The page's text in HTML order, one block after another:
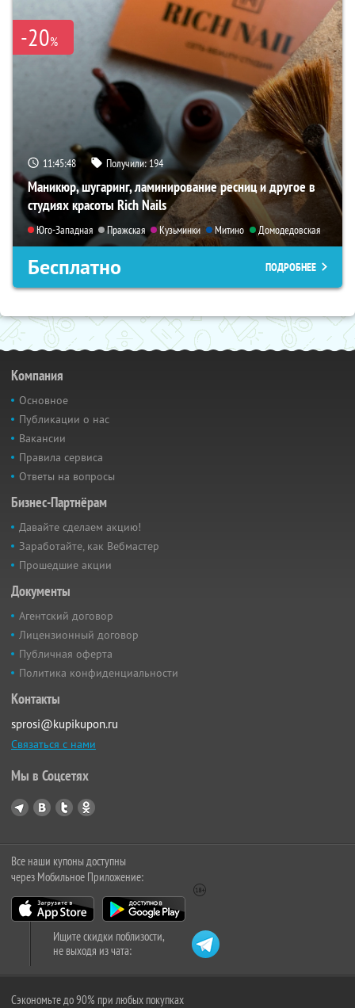
-20%
11:45:46 Получили:194
Маникюр, шугаринг, ламинирование ресниц и другое в
студиях красоты Rich Nails
Юго-Западная Пражская Кузьминки Митино Домодедовская
Бесплатно ПОДРОБНЕЕ
Компания
Основное
Публикации о нас
Вакансии
Правила сервиса
Ответы на вопросы
Бизнес-Партнёрам
Давайте сделаем акцию!
Заработайте, как Вебмастер
Прошедшие акции
Документы
Агентский договор
Лицензионный договор
Публичная оферта
Политика конфиденциальности
Контакты
sprosi@kupikupon.ru
Связаться с нами
Мы в Соцсетях
Все наши купоны доступны
через Мобильное Приложение:
Ищите скидки поблизости,
не выходя из чата:
Сэкономьте до 90% при любых покупках